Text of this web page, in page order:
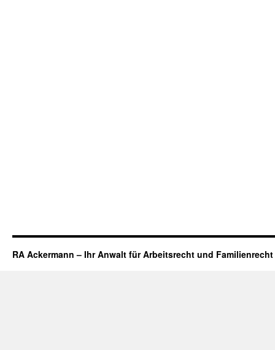
RA Ackermann – Ihr Anwalt für Arbeitsrecht und